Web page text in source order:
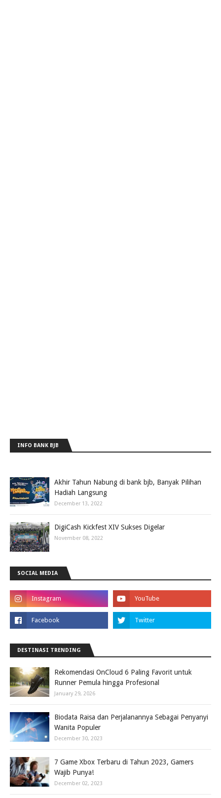
INFO BANK BJB
Akhir Tahun Nabung di bank bjb, Banyak Pilihan
Hadiah Langsung
December 13, 2022
DigiCash Kickfest XIV Sukses Digelar
November 08, 2022
SOCIAL MEDIA
DESTINASI TRENDING
Rekomendasi OnCloud 6 Paling Favorit untuk
Runner Pemula hingga Profesional
January 29, 2026
Biodata Raisa dan Perjalanannya Sebagai Penyanyi
Wanita Populer
December 30, 2023
7 Game Xbox Terbaru di Tahun 2023, Gamers
Wajib Punya!
December 02, 2023